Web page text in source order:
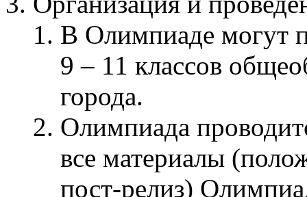
В Олимпиаде могут
9 – 11 классов
города.
Олимпиада
все материалы
пост-релиз)